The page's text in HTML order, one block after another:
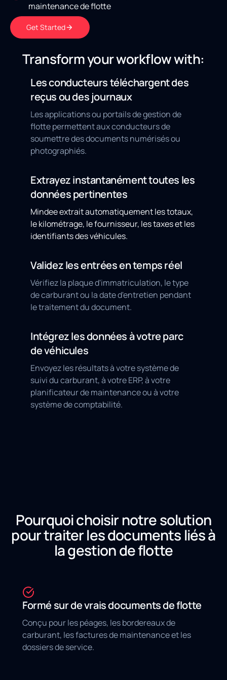
Transform your workflow with:
Les conducteurs téléchargent des
reçus ou des journaux
Les applications ou portails de gestion de
flotte permettent aux conducteurs de
soumettre des documents numérisés ou
photographiés.
Extrayez instantanément toutes les
données pertinentes
Mindee extrait automatiquement les totaux,
le kilométrage, le fournisseur, les taxes et les
identifiants des véhicules.
Validez les entrées en temps réel
Vérifiez la plaque d'immatriculation, le type
de carburant ou la date d'entretien pendant
le traitement du document.
Intégrez les données à votre parc
de véhicules
Envoyez les résultats à votre système de
suivi du carburant, à votre ERP, à votre
planificateur de maintenance ou à votre
système de comptabilité.
maintenance de flotte
Get Started
Pourquoi choisir notre solution
pour traiter les documents liés à
la gestion de flotte
Formé sur de vrais documents de flotte
Conçu pour les péages, les bordereaux de
carburant, les factures de maintenance et les
dossiers de service.